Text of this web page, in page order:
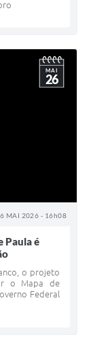
MAI 2026 - 16h08
MAI
26
Paula é
o projeto
o Mapa de
Federal